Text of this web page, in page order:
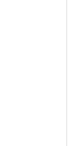
디
20
되
기